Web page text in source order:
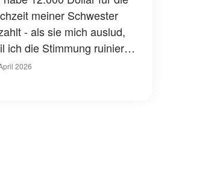
meiner Schwester
- als sie mich auslud,
ich die Stimmung ruiniert
hat der nächste Schritt
2026